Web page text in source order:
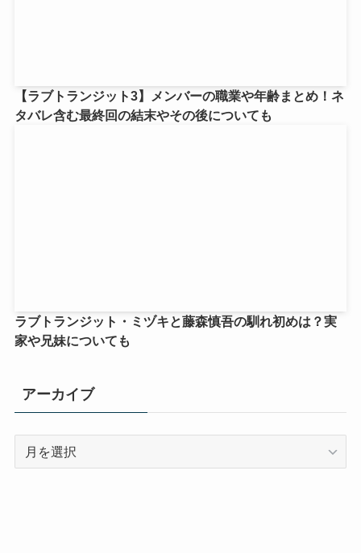
【ラブトランジット3】メンバーの職業や年齢まとめ！ネ
タバレ含む最終回の結末やその後についても
ラブトランジット・ミヅキと藤森慎吾の馴れ初めは？実
家や兄妹についても
アーカイブ